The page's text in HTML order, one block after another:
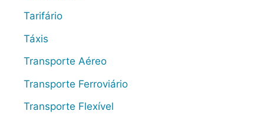
Tarifário
Táxis
Transporte Aéreo
Transporte Ferroviário
Transporte Flexível